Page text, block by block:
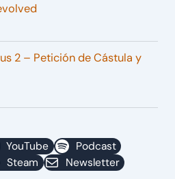
2 – Petición de Cástula y
YouTube
Podcast
Steam Newsletter